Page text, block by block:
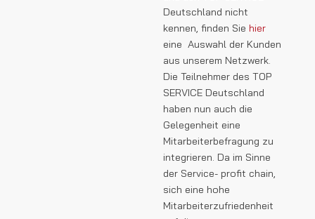
Deutschland nicht
kennen, finden Sie hier
eine Auswahl der Kunden
aus unserem Netzwerk.
Die Teilnehmer des TOP
SERVICE Deutschland
haben nun auch die
Gelegenheit eine
Mitarbeiterbefragung zu
integrieren. Da im Sinne
der Service- profit chain,
sich eine hohe
Mitarbeiterzufriedenheit